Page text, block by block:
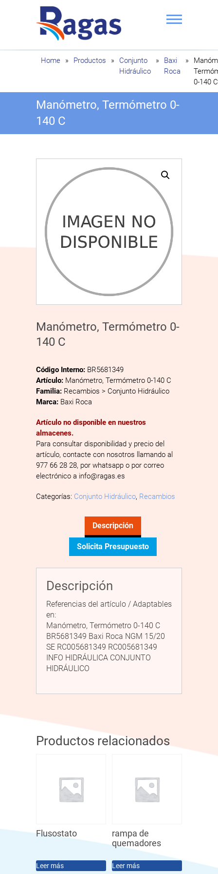
Ragas
Home » Productos »
Conjunto
Hidráulico
»
Baxi
Roca
»
0-140 C
Manómetro, Termómetro 0-
140 C
Manómetro, Termómetro 0-
140 C
Código Interno: BR5681349
Artículo: Manómetro, Termómetro 0-140 C
Familia: Recambios > Conjunto Hidráulico
Marca: Baxi Roca
Artículo no disponible en nuestros
almacenes.
Para consultar disponibilidad y precio del
artículo, contacte con nosotros llamando al
977 66 28 28, por whatsapp o por correo
electrónico a info@ragas.es
Categorías: Conjunto Hidráulico, Recambios
Descripción
Solicita Presupuesto
Descripción
Referencias del artículo / Adaptables
en:
Manómetro, Termómetro 0-140 C
BR5681349 Baxi Roca NGM 15/20
SE RC005681349 RC005681349
INFO HIDRÁULICA CONJUNTO
HIDRÁULICO
Productos relacionados
Flusostato
Leer más
rampa de
quemadores
Leer más